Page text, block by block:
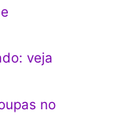
veja
no